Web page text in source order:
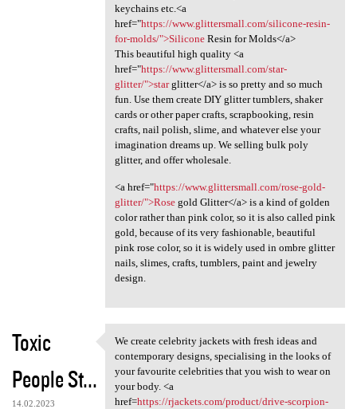
keychains etc.<a
href="https://www.glittersmall.com/silicone-resin-
for-molds/">SiliconeResin for Molds</a>
This beautiful high quality <a
href="https://www.glittersmall.com/star-
glitter/">starglitter</a> is so pretty and so much
fun. Use them create DIY glitter tumblers, shaker
cards or other paper crafts, scrapbooking, resin
crafts, nail polish, slime, and whatever else your
imagination dreams up. We selling bulk poly
glitter, and offer wholesale.
<a href="https://www.glittersmall.com/rose-gold-
glitter/">Rosegold Glitter</a> is a kind of golden
color rather than pink color, so it is also called pink
gold, because of its very fashionable, beautiful
pink rose color, so it is widely used in ombre glitter
nails, slimes, crafts, tumblers, paint and jewelry
design.
Toxic
People St...
14.02.2023
We create celebrity jackets
We create celebrity jackets with fresh ideas and
contemporary designs, specialising in the looks of
your favourite celebrities that you wish to wear on
your body. <a
href=https://rjackets.com/product/drive-scorpion-